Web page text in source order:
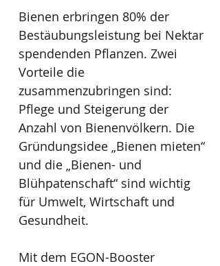
Bienen erbringen 80% der
Bestäubungsleistung bei Nektar
spendenden Pflanzen. Zwei
Vorteile die
zusammenzubringen sind:
Pflege und Steigerung der
Anzahl von Bienenvölkern. Die
Gründungsidee „Bienen mieten“
und die „Bienen- und
Blühpatenschaft“ sind wichtig
für Umwelt, Wirtschaft und
Gesundheit.
Mit dem EGON-Booster